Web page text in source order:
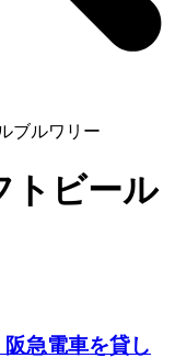
ブルワリー
トビール
急電車を貸し